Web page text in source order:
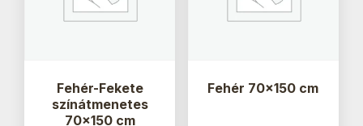
Fehér-Fekete
színátmenetes
70×150 cm
Fehér 70×150 cm